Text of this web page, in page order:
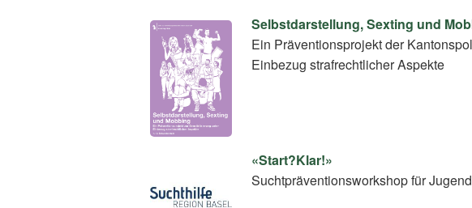
Selbstdarstellung, Sexting und
Ein Präventionsprojekt der
Einbezug strafrechtlicher Aspekte
«Start?Klar!»
Suchtpräventionsworkshop für